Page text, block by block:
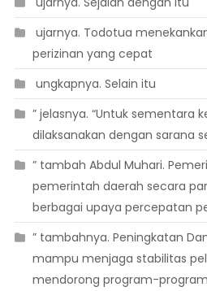
 ujarnya. Todotua
perizinan yang cepat
 ungkapnya. Selain itu
” jelasnya. “Untuk sementara
dilaksanakan dengan sarana
” tambah Abdul Muhari.
pemerintah daerah secara
berbagai upaya percepatan
” tambahnya. Peningkatan
mampu menjaga stabilitas
mendorong program-